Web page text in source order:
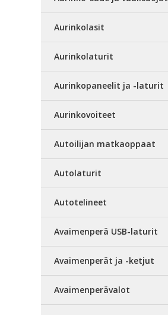
Aurinkolasit
Aurinkolaturit
Aurinkopaneelit ja -laturit
Aurinkovoiteet
Autoilijan matkaoppaat
Autolaturit
Autotelineet
Avaimenperä USB-laturit
Avaimenperät ja -ketjut
Avaimenperävalot